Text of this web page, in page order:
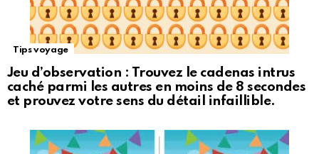
Tips voyage
Jeu d’observation : Trouvez le cadenas intrus
caché parmi les autres en moins de 8 secondes
et prouvez votre sens du détail infaillible.